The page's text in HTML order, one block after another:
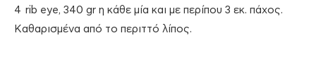
4 rib eye, 340 gr η κάθε μία και με περίπου 3 εκ. πάχος.
Καθαρισμένα από το περιττό λίπος.